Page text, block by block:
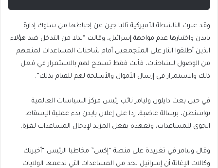
وقد عبرت الناشطة الأميركية تاليا جين عن إحباطها من سلوك إدارة
بايدن واختيارها عدم مواجهة إسرائيل، وقالت “بدلا من التدخل ضد هؤلاء
الذين أطلقوا النار على المتجمعين أمام شاحنات المساعدات لمنعهم
من الوصول للشاحنات، فأنت فقط تسمح لهم بالاستمرار في فعل
ذلك والاستمرار في إرسال الأموال والأسلحة لهم للقيام بذلك”.
في حين بعث دايلون وليامز نائب رئيس مركز السياسات العالمية
بواشنطن، برسالة غاضبة، ردا على إعلان بايدن بدء عملية الإسقاط
الجوي للمساعدات، وتعهده بفعل المزيد لإدخال المساعدات لغزة.
وقال وليامر في تغريدة على منصة “إكس” مخاطبا الرئيس “أخبرتك
وكالات الإغاثة أن إسرائيل تحد من المساعدات التي تدعمها الولايات